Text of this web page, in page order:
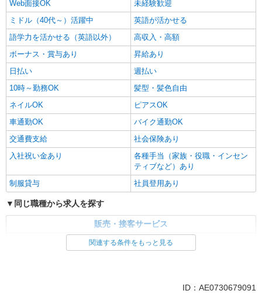
Web面接OK
未経験歓迎
ミドル（40代～）活躍中
英語が活かせる
語学力を活かせる（英語以外）
高収入・高額
ボーナス・賞与あり
昇給あり
日払い
週払い
10時～勤務OK
髪型・髪色自由
ネイルOK
ピアスOK
車通勤OK
バイク通勤OK
交通費支給
社会保険あり
入社祝い金あり
各種手当（家族・役職・インセン
ティブなど）あり
制服貸与
社員登用あり
同じ職種から求人を探す
販売・接客サービス
関連する条件をもっと見る
ID：AE0730679091